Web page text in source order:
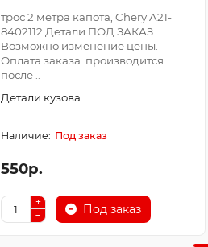
трос 2 метра капота, Chery A21-
8402112.Детали ПОД ЗАКАЗ
Возможно изменение цены.
Оплата заказа производится
после ..
Детали кузова
Под заказ
550р.
Под заказ